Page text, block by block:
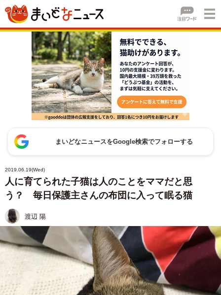
まいどなニュースをGoogle検索でフォローする
2019.06.19(Wed)
人に育てられた子猫は人のことをママだと思
う？ 毎日保護主さんの布団に入って眠る猫
渡辺 陽